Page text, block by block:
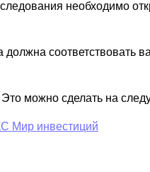
необходимо
должна соответствовать
Это можно сделать на
Мир инвестиций